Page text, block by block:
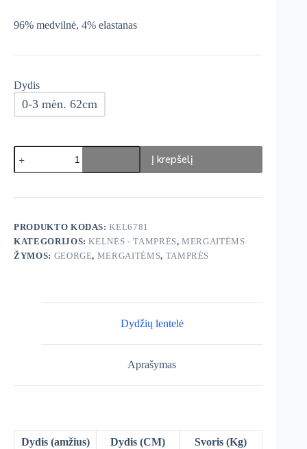
96% medvilnė, 4% elastanas
Dydis
0-3 mėn. 62cm
produkto
kiekis:
George
3
Į krepšelį
PRODUKTO KODAS:KEL6781
KATEGORIJOS:KELNĖS - TAMPRĖS,MERGAITĖMS
ŽYMOS: GEORGE, MERGAITĖMS, TAMPRĖS
Dydžių lentelė
Aprašymas
Dydis (amžius) Dydis (CM) Svoris (Kg)